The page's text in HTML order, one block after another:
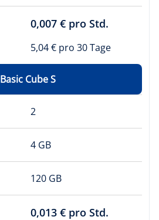
0,007 € pro Std.
5,04 € pro 30 Tage
Basic Cube S
2
4 GB
120 GB
0,013 € pro Std.